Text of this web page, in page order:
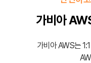
가비아
가비아 AWS는